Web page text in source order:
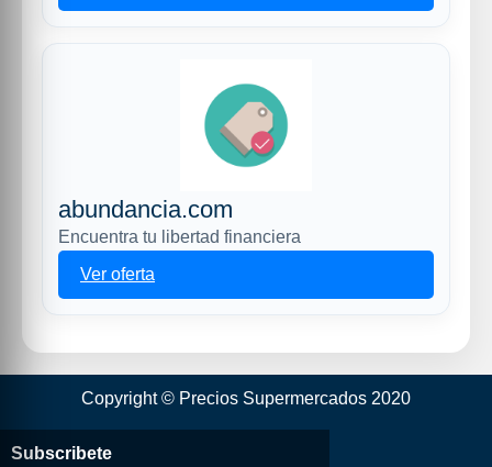
abundancia.com
Encuentra tu libertad financiera
Ver oferta
Copyright © Precios Supermercados 2020
Subscribete